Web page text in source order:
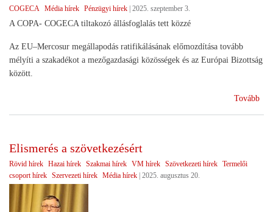
COGECA
Média hírek Pénzügyi hírek | 2025. szeptember 3.
A COPA- COGECA tiltakozó állásfoglalás tett közzé
Az EU–Mercosur megállapodás ratifikálásának előmozdítása tovább
mélyíti a szakadékot a mezőgazdasági közösségek és az Európai Bizottság
között.
Tovább
Elismerés a szövetkezésért
Rövid hírek Hazai hírek Szakmai hírek VM hírek Szövetkezeti hírek Termelői
csoport hírek Szervezeti hírek Média hírek 2025. augusztus 20.